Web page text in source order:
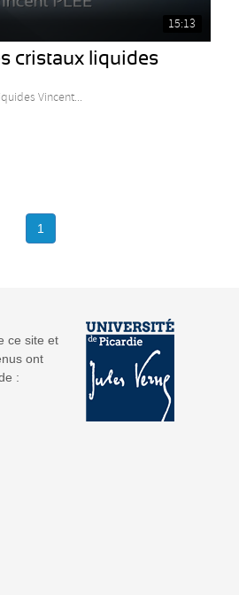
15:13
cristaux liquides
Vincent...
1
ce site et
ont
: